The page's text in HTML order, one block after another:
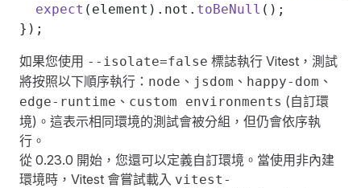
  expect
(element).not. toBeNull ();
});
如果您使用 --isolate=false 標誌執行 Vitest，測試
將按照以下順序執行： node 、 jsdom 、 happy-dom 、
edge-runtime 、 custom environments (自訂環
境)。這表示相同環境的測試會被分組，但仍會依序執
行。
從 0.23.0 開始，您還可以定義自訂環境。當使用非內建
環境時，Vitest 會嘗試載入 vitest-